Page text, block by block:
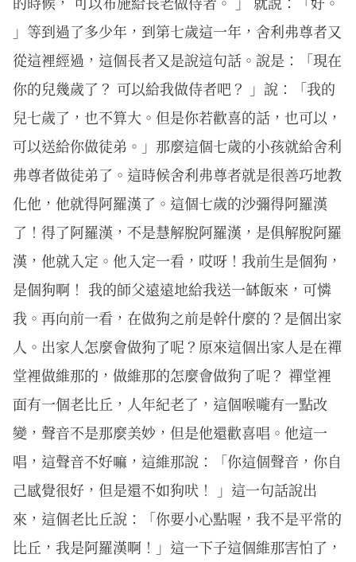
」等到過了多少年，到第七歲這一年，舍利弗尊者又
從這裡經過，這個長者又是說這句話。說是：「現在
你的兒幾歲了？ 可以給我做侍者吧？ 」說：「我的
兒七歲了，也不算大。但是你若歡喜的話，也可以，
可以送給你做徒弟。」那麼這個七歲的小孩就給舍利
弗尊者做徒弟了。這時候舍利弗尊者就是很善巧地教
化他，他就得阿羅漢了。這個七歲的沙彌得阿羅漢
了！得了阿羅漢，不是慧解脫阿羅漢，是俱解脫阿羅
漢，他就入定。他入定一看，哎呀！我前生是個狗，
是個狗啊！ 我的師父遠遠地給我送一缽飯來，可憐
我。再向前一看，在做狗之前是幹什麼的？是個出家
人。出家人怎麼會做狗了呢？原來這個出家人是在禪
堂裡做維那的，做維那的怎麼會做狗了呢？ 禪堂裡
面有一個老比丘，人年紀老了，這個喉嚨有一點改
變，聲音不是那麼美妙，但是他還歡喜唱。他這一
唱，這聲音不好嘛，這維那說：「你這個聲音，你自
己感覺很好，但是還不如狗吠！ 」這一句話說出
來，這個老比丘說：「你要小心點喔，我不是平常的
比丘，我是阿羅漢啊！」這一下子這個維那害怕了，